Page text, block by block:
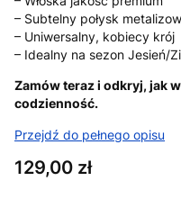
– Subtelny połysk
– Uniwersalny, kobiecy krój
– Idealny na sezon Jesień/
Zamów teraz i odkryj, jak
codzienność.
Przejdź do pełnego opisu
Cena
129,00 zł